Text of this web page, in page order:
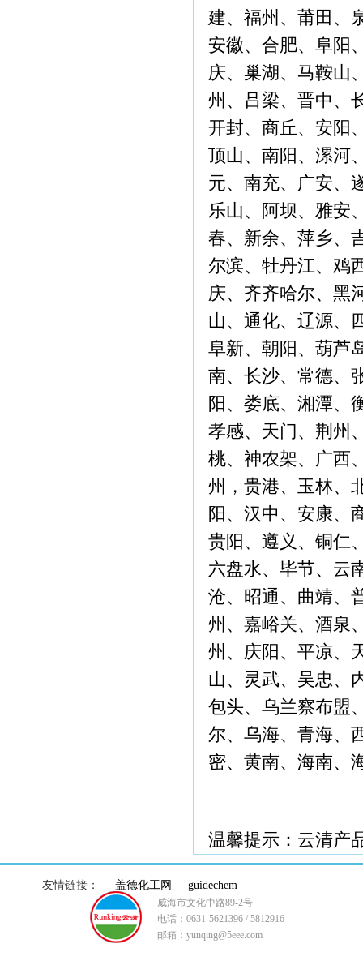
建、福州、莆田、
安徽、合肥、阜阳
庆、巢湖、马鞍山
州、吕梁、晋中、
开封、商丘、安阳
顶山、南阳、漯河
元、南充、广安、
乐山、阿坝、雅安
春、新余、萍乡、
尔滨、牡丹江、鸡
庆、齐齐哈尔、黑
山、通化、辽源、
阜新、朝阳、葫芦
南、长沙、常德、
阳、娄底、湘潭、
孝感、天门、荆州
桃、神农架、广西
州，贵港、玉林、
阳、汉中、安康、
贵阳、遵义、铜仁
六盘水、毕节、云
沧、昭通、曲靖、
州、嘉峪关、酒泉
州、庆阳、平凉、
山、灵武、吴忠、
包头、乌兰察布盟
尔、乌海、青海、
密、黄南、海南、
温馨提示：云清产
友情链接： 盖德化工网 guidechem
威海市文化中路89-2号
电话：0631-5621396 / 5812916
邮箱：yunqing@5eee.com